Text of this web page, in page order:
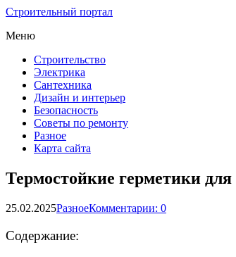
Строительный портал
Меню
Строительство
Электрика
Сантехника
Дизайн и интерьер
Безопасность
Советы по ремонту
Разное
Карта сайта
Термостойкие герметики
25.02.2025РазноеКомментарии: 0
Содержание: